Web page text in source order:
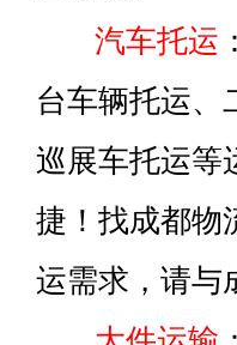
汽车托运
台车辆托运、
巡展车托运等
捷！找成都物
运需求，请与